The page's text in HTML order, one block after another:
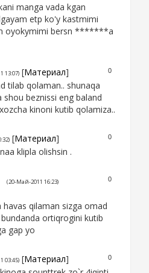
manga vada kgan
etp ko'y kastmimi
oyokymimi bersn *******a
0
13:07) [Материал]
tilab qolaman.. shunaqa
beznissi eng baland
kinoni kutib qolamiza..
0
[Материал]
klipla olishsin .
0
(20-Май-2011 16:23)
havas qilaman sizga omad
bundanda ortiqrogini kutib
gap yo
0
03:45) [Материал]